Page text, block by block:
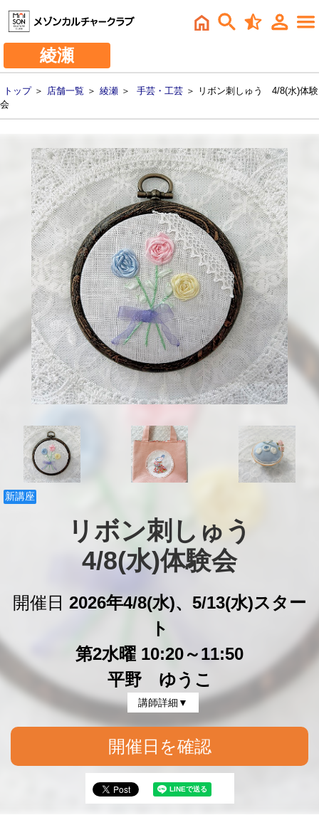
綾瀬
トップ＞ 店舗一覧 ＞ 綾瀬 ＞ 手芸・工芸 ＞ リボン刺しゅう 4/8(水)体験
会
新講座
リボン刺しゅう
4/8(水)体験会
開催日 2026年4/8(水)、5/13(水)スター
ト
第2水曜 10:20～11:50
平野 ゆうこ
講師詳細▼
開催日を確認